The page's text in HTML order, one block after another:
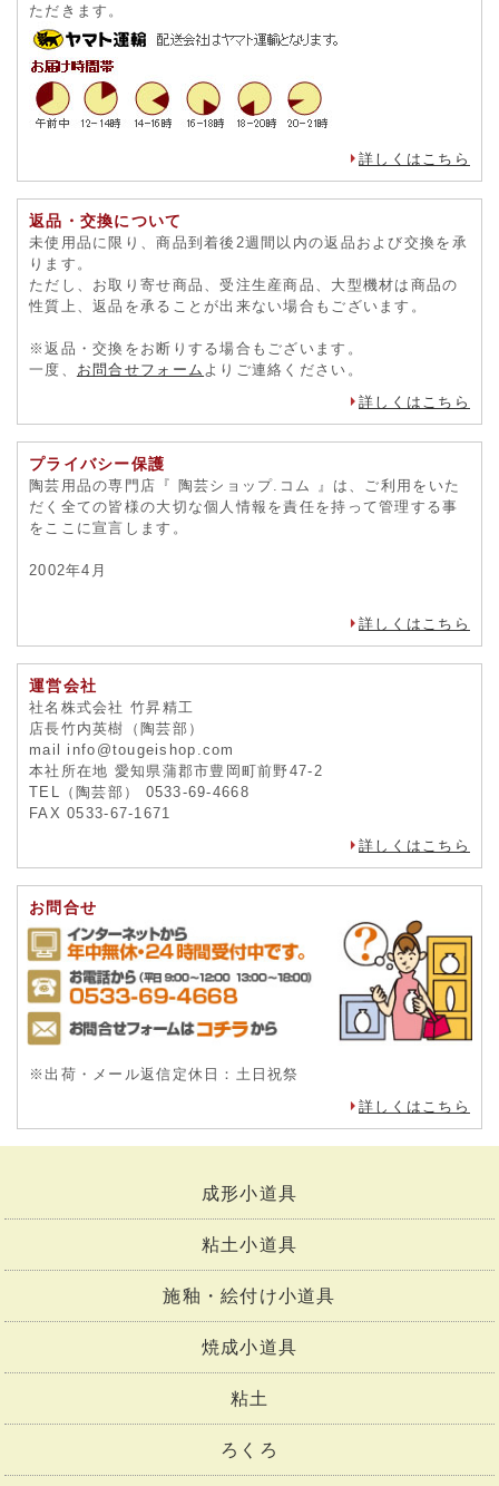
ただきます。
詳しくはこちら
返品・交換について
未使用品に限り、商品到着後2週間以内の返品および交換を承
ります。
ただし、お取り寄せ商品、受注生産商品、大型機材は商品の
性質上、返品を承ることが出来ない場合もございます。
※返品・交換をお断りする場合もございます。
一度、 お問合せフォーム よりご連絡ください。
詳しくはこちら
プライバシー保護
陶芸用品の専門店『 陶芸ショップ.コム 』は、ご利用をいた
だく全ての皆様の大切な個人情報を責任を持って管理する事
をここに宣言します。
2002年4月
詳しくはこちら
運営会社
社名株式会社 竹昇精工
店長竹内英樹（陶芸部）
mail info@tougeishop.com
本社所在地 愛知県蒲郡市豊岡町前野47-2
TEL（陶芸部） 0533-69-4668
FAX 0533-67-1671
詳しくはこちら
お問合せ
※出荷・メール返信定休日：土日祝祭
詳しくはこちら
成形小道具
粘土小道具
施釉・絵付け小道具
焼成小道具
粘土
ろくろ